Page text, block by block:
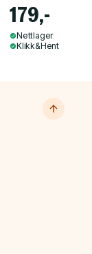
179,-
Nettlager
Klikk&Hent